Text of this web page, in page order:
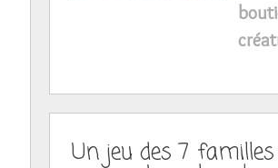
Un jeu des 7